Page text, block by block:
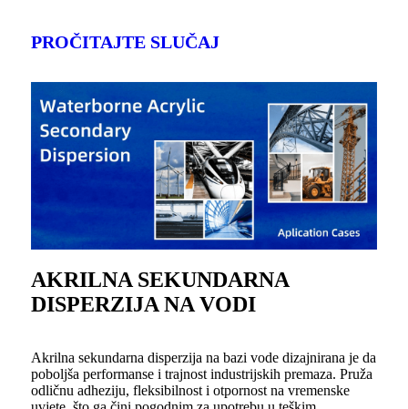
PROČITAJTE SLUČAJ
AKRILNA SEKUNDARNA
DISPERZIJA NA VODI
Akrilna sekundarna disperzija na bazi vode dizajnirana je da
poboljša performanse i trajnost industrijskih premaza. Pruža
odličnu adheziju, fleksibilnost i otpornost na vremenske